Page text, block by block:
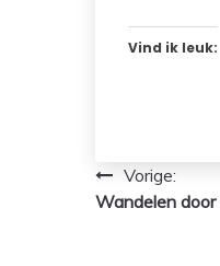
Vind ik leuk:
Bericht
Vorige:
Wandelen